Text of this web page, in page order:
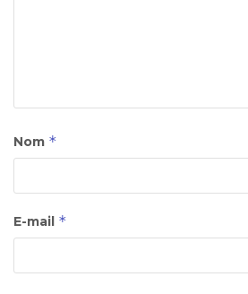
Nom *
E-mail *